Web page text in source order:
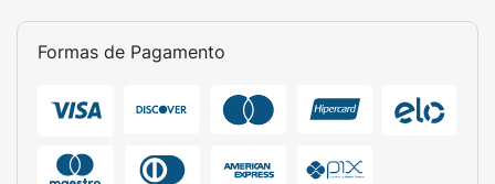
Formas de Pagamento